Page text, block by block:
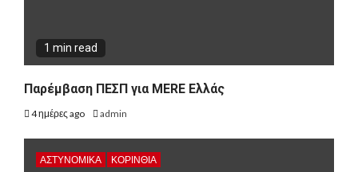
1 min read
Παρέμβαση ΠΕΣΠ για MERE Ελλάς
4 ημέρες ago admin
ΑΣΤΥΝΟΜΙΚΑ ΚΟΡΙΝΘΊΑ